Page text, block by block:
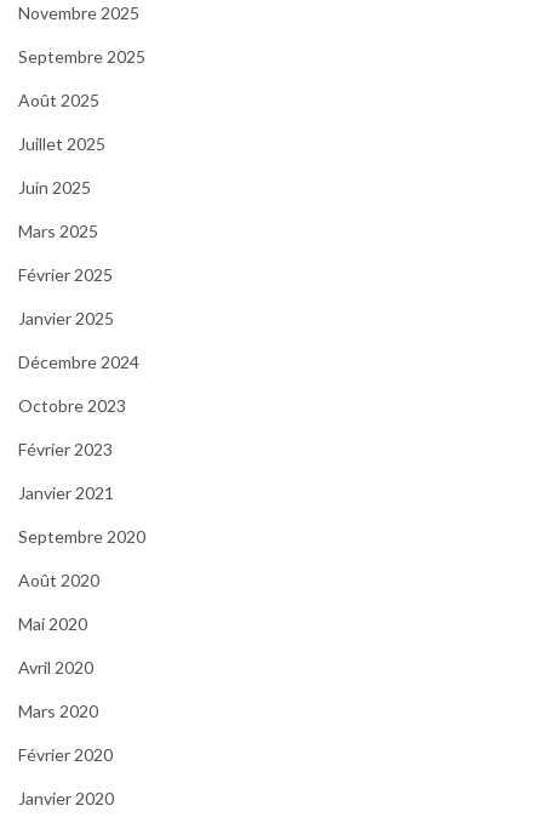
Novembre 2025
Septembre 2025
Août 2025
Juillet 2025
Juin 2025
Mars 2025
Février 2025
Janvier 2025
Décembre 2024
Octobre 2023
Février 2023
Janvier 2021
Septembre 2020
Août 2020
Mai 2020
Avril 2020
Mars 2020
Février 2020
Janvier 2020